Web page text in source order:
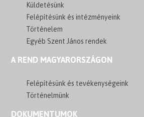
Küldetésünk
Felépítésünk és intézményeink
Történelem
Egyéb Szent János rendek
A REND MAGYARORSZÁGON
Felépítésünk és tevékenységeink
Történelmünk
DOKUMENTUMOK